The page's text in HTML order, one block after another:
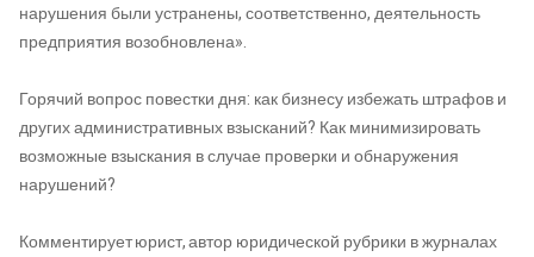
нарушения были устранены, соответственно, деятельность
предприятия возобновлена».
Горячий вопрос повестки дня: как бизнесу избежать штрафов и
других административных взысканий? Как минимизировать
возможные взыскания в случае проверки и обнаружения
нарушений?
Комментирует юрист, автор юридической рубрики в журналах